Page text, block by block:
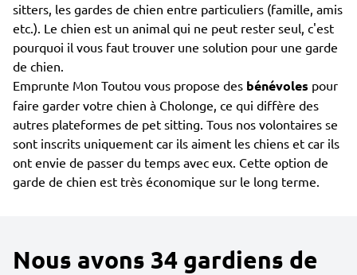
sitters, les gardes de chien entre particuliers (famille, amis
etc.). Le chien est un animal qui ne peut rester seul, c'est
pourquoi il vous faut trouver une solution pour une garde
de chien.
Emprunte Mon Toutou vous propose des bénévoles pour
faire garder votre chien à Cholonge, ce qui diffère des
autres plateformes de pet sitting. Tous nos volontaires se
sont inscrits uniquement car ils aiment les chiens et car ils
ont envie de passer du temps avec eux. Cette option de
garde de chien est très économique sur le long terme.
Nous avons 34 gardiens de